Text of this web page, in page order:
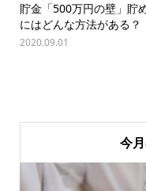
貯金「500万円の壁」貯
にはどんな方法がある？
2020.09.01
今